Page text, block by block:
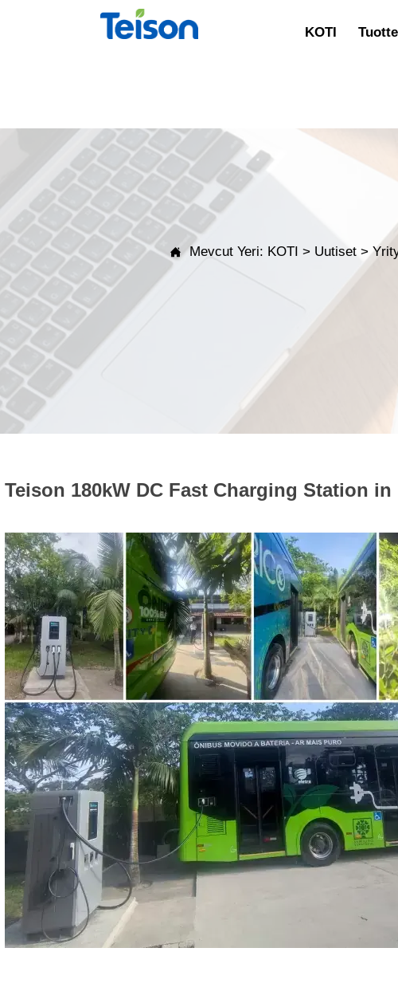
KOTI
 Mevcut Yeri: KOTI > Uutiset >
Teison 180kW DC Fast Charging Station in